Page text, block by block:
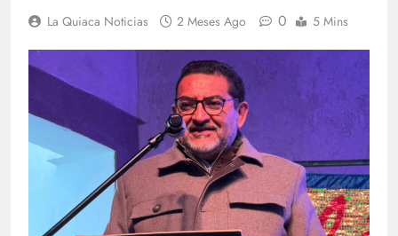
La Quiaca Noticias 2 Meses Ago 0 5 Mins